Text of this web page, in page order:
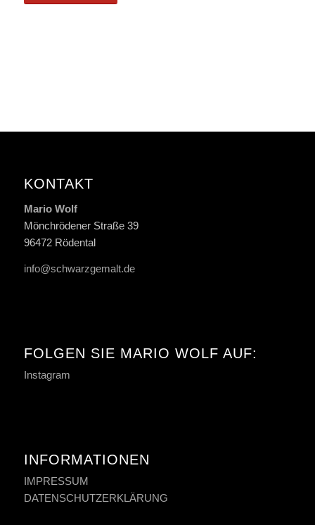
KONTAKT
Mario Wolf
Mönchrödener Straße 39
96472 Rödental
info@schwarzgemalt.de
FOLGEN SIE MARIO WOLF AUF:
Instagram
INFORMATIONEN
IMPRESSUM
DATENSCHUTZERKLÄRUNG